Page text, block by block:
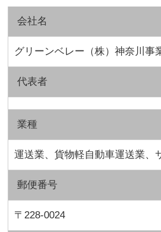
会社名
グリーンベレー（株）神奈川事
代表者
業種
運送業、貨物軽自動車運送業、
郵便番号
〒228-0024